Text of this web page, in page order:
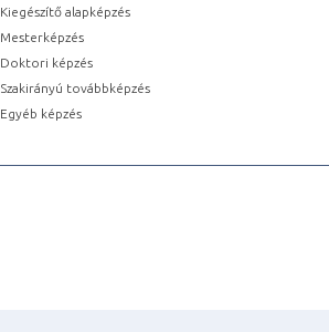
Kiegészítő alapképzés
Mesterképzés
Doktori képzés
Szakirányú továbbképzés
Egyéb képzés